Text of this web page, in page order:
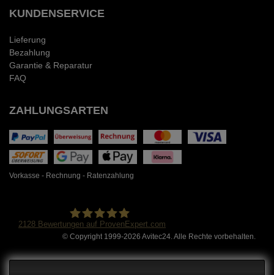
KUNDENSERVICE
Lieferung
Bezahlung
Garantie & Reparatur
FAQ
ZAHLUNGSARTEN
Vorkasse - Rechnung - Ratenzahlung
2128 Bewertungen auf ProvenExpert.com
© Copyright 1999-2026 Avitec24. Alle Rechte vorbehalten.